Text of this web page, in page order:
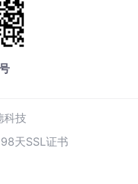
科技
天SSL证书